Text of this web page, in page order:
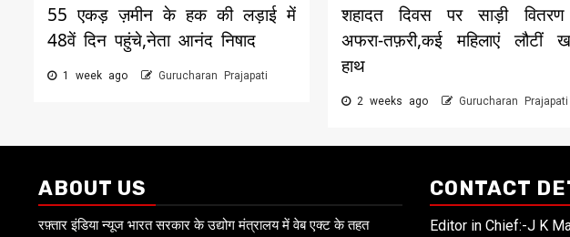
55 एकड़ ज़मीन के हक की लड़ाई में
48वें दिन पहुंचे,नेता आनंद निषाद
1 week ago Gurucharan Prajapati
शहादत दिवस पर साड़ी
अफरा-तफ़री,कई महिलाएं लौटीं
हाथ
2 weeks ago Gurucharan Prajapati
ABOUT US
रफ़्तार इंडिया न्यूज भारत सरकार के उद्योग मंत्रालय में वेब एक्ट के तहत
CONTACT
Editor in Chief:-J K